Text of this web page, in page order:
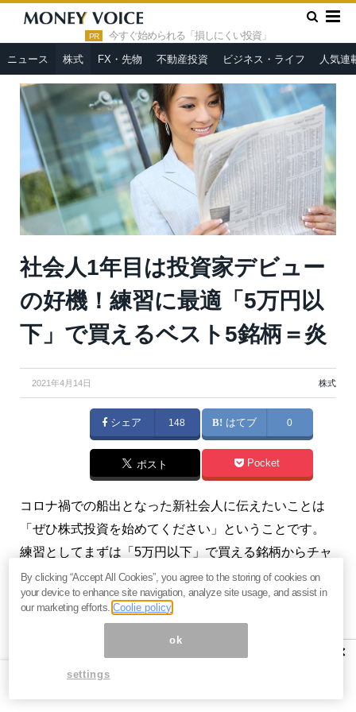
PR 今すぐ始められる「損しにくい投資」
ニュース 株式 FX・先物 不動産投資 ビジネス・ライフ 人気連
HOME » 株式 »
社会人1年目は投資家デビューの好機！練習に
最適「5万円以下」で買えるベスト5銘柄＝炎
社会人1年目は投資家デビュー
の好機！練習に最適「5万円以
下」で買えるベスト5銘柄＝炎
2021年4月14日 株式
シェア 148 はてブ 0
ポスト Pocket
コロナ禍での船出となった新社会人に伝えたいことは
「ぜひ株式投資を始めてください」ということです。
練習としてまずは「5万円以下」で買える銘柄からチャ
レンジするのがよいでしょう。始める前に注意すべき2
点を解説します。（『億の近道』炎のファンドマネー
【関連】 日立「1兆円買収」は高すぎる。なぜ適正価格
×
By clicking “Accept All Cookies”, you agree to the storing of cookies on
your device to enhance site navigation, analyze site usage, and assist in
our marketing efforts.Coolie policy
ok
settings